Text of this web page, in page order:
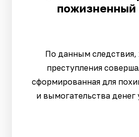
пожизненный
По данным следствия,
преступления
сформированная для
и вымогательства